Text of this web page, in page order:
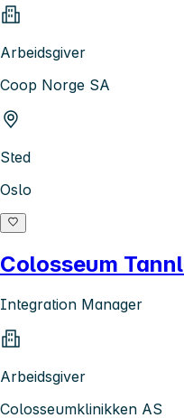
Arbeidsgiver
Coop Norge SA
Sted
Oslo
Colosseum
Integration Manager
Arbeidsgiver
Colosseumklinikken AS